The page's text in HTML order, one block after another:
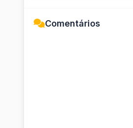
Comentários